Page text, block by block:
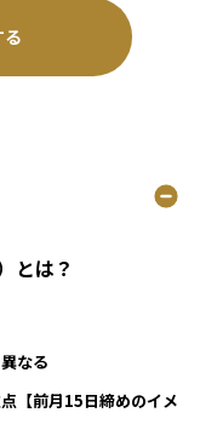
とは？
なる
【前月15日締めのイメ